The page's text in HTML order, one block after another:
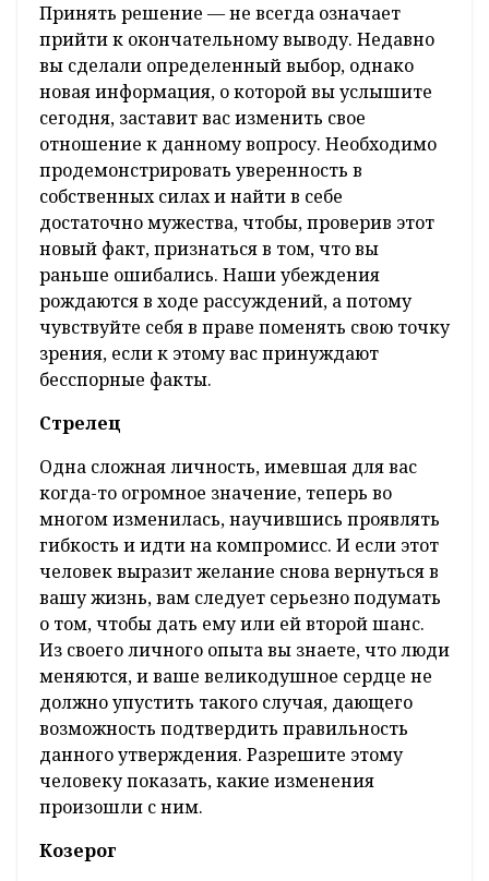
Принять решение — не всегда означает
прийти к окончательному выводу. Недавно
вы сделали определенный выбор, однако
новая информация, о которой вы услышите
сегодня, заставит вас изменить свое
отношение к данному вопросу. Необходимо
продемонстрировать уверенность в
собственных силах и найти в себе
достаточно мужества, чтобы, проверив этот
новый факт, признаться в том, что вы
раньше ошибались. Наши убеждения
рождаются в ходе рассуждений, а потому
чувствуйте себя в праве поменять свою точку
зрения, если к этому вас принуждают
бесспорные факты.
Стрелец
Одна сложная личность, имевшая для вас
когда-то огромное значение, теперь во
многом изменилась, научившись проявлять
гибкость и идти на компромисс. И если этот
человек выразит желание снова вернуться в
вашу жизнь, вам следует серьезно подумать
о том, чтобы дать ему или ей второй шанс.
Из своего личного опыта вы знаете, что люди
меняются, и ваше великодушное сердце не
должно упустить такого случая, дающего
возможность подтвердить правильность
данного утверждения. Разрешите этому
человеку показать, какие изменения
произошли с ним.
Козерог